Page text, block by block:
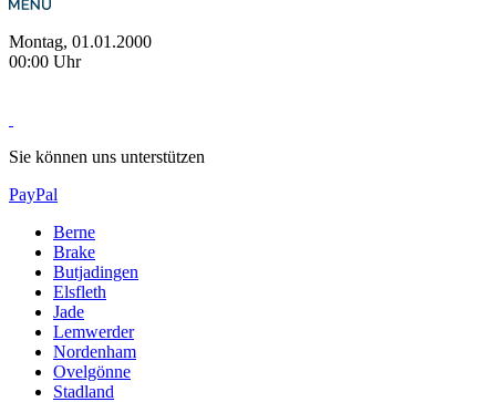
Montag, 01.01.2000
00:00 Uhr
Sie können uns unterstützen
PayPal
Berne
Brake
Butjadingen
Elsfleth
Jade
Lemwerder
Nordenham
Ovelgönne
Stadland